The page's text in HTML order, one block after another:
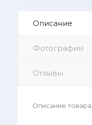
Описание
Фотографии
Отзывы
Описание товара